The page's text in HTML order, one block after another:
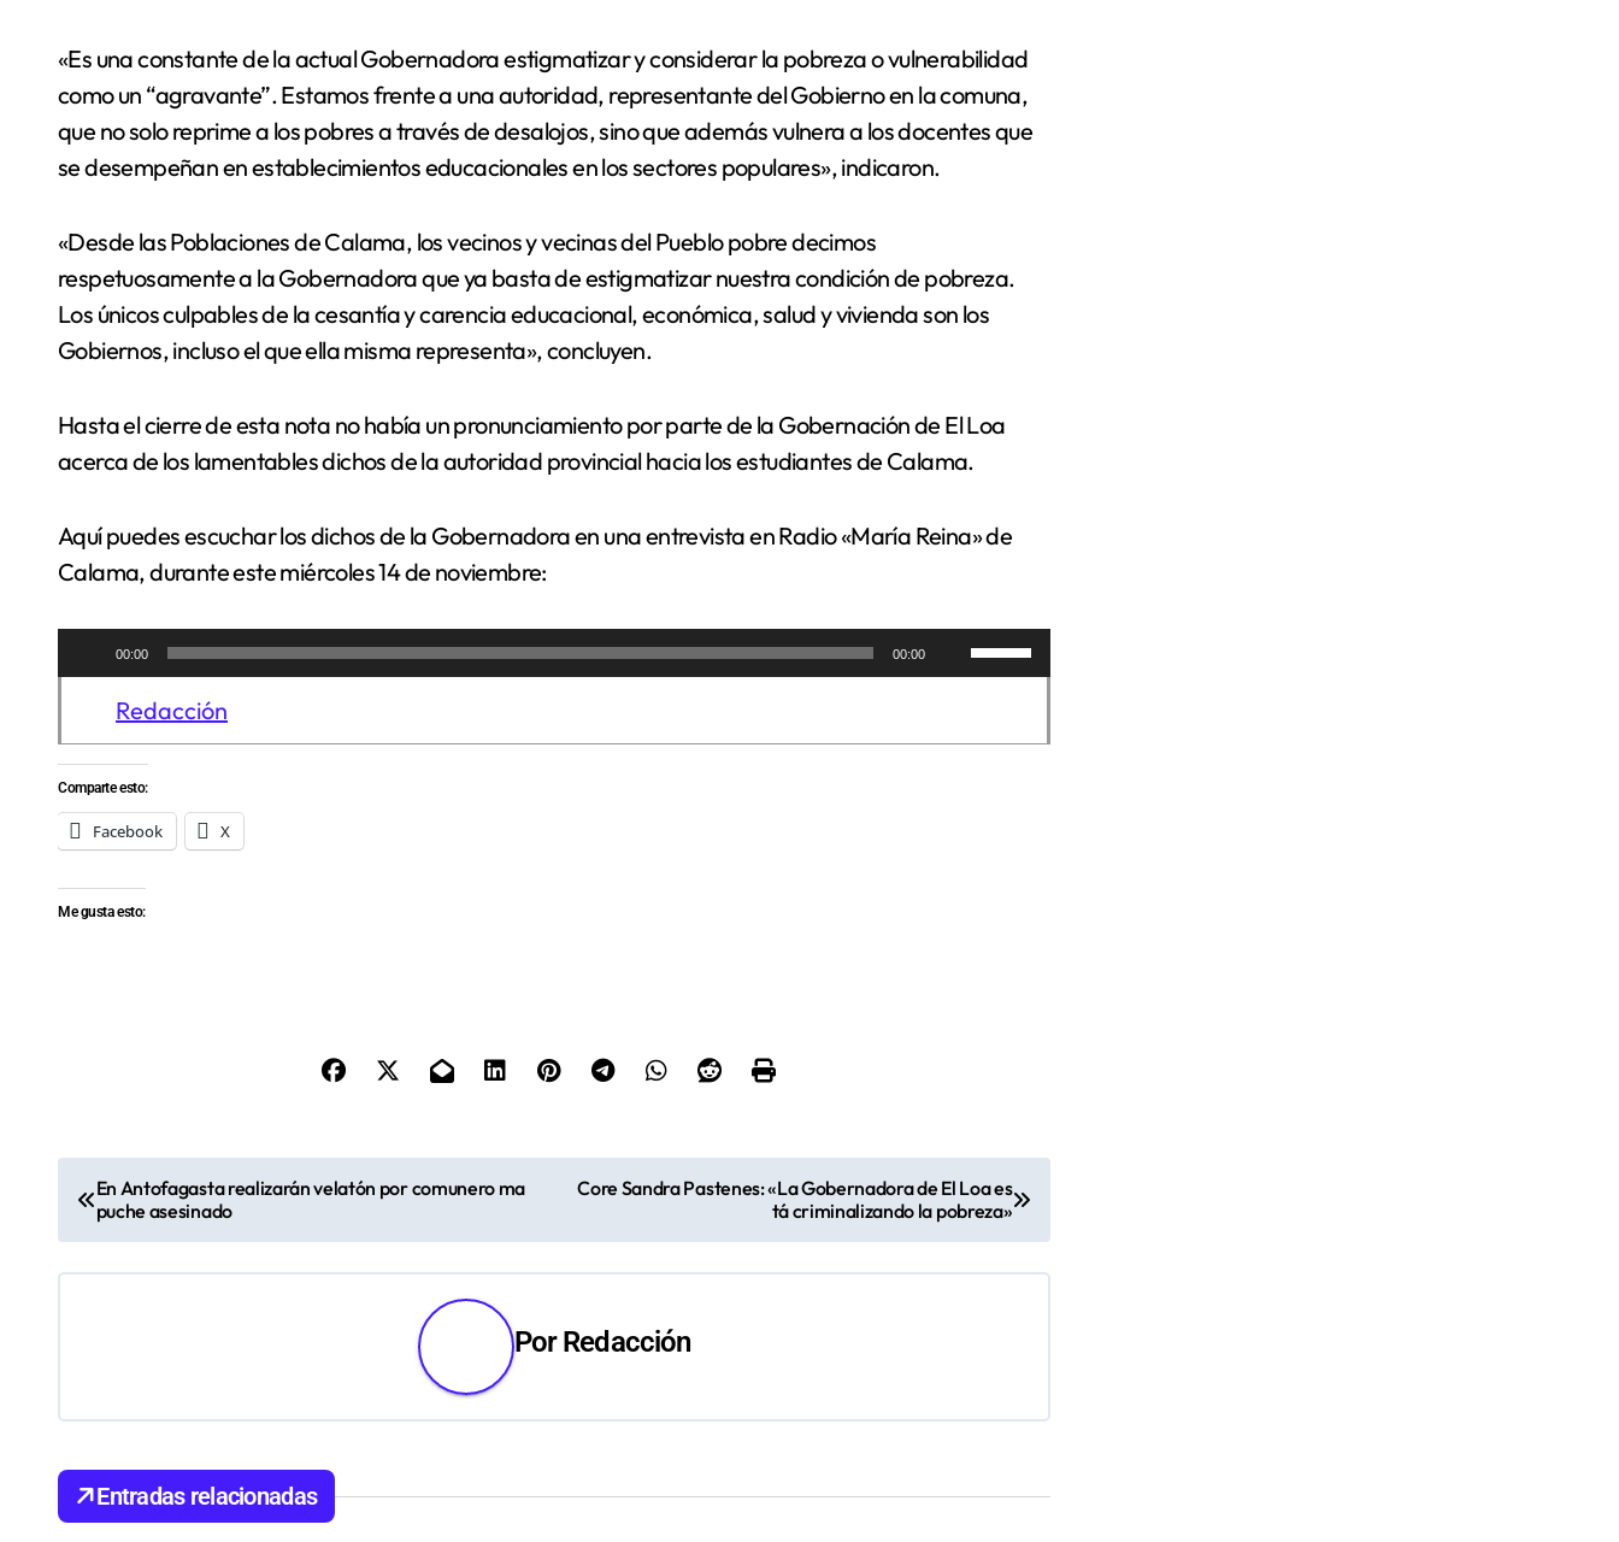
«Es una constante de la actual Gobernadora estigmatizar y considerar la pobreza o vulnerabilidad
como un “agravante”. Estamos frente a una autoridad, representante del Gobierno en la comuna,
que no solo reprime a los pobres a través de desalojos, sino que además vulnera a los docentes que
se desempeñan en establecimientos educacionales en los sectores populares», indicaron.
«Desde las Poblaciones de Calama, los vecinos y vecinas del Pueblo pobre decimos
respetuosamente a la Gobernadora que ya basta de estigmatizar nuestra condición de pobreza.
Los únicos culpables de la cesantía y carencia educacional, económica, salud y vivienda son los
Gobiernos, incluso el que ella misma representa», concluyen.
Hasta el cierre de esta nota no había un pronunciamiento por parte de la Gobernación de El Loa
acerca de los lamentables dichos de la autoridad provincial hacia los estudiantes de Calama.
Aquí puedes escuchar los dichos de la Gobernadora en una entrevista en Radio «María Reina» de
Calama, durante este miércoles 14 de noviembre:
Reproductor
de
00:00 00:00
Utiliza
las
Redacción
Comparte esto:
Facebook X
Me gusta esto:
a
v
a
c
i
En Antofagasta realizarán velatón por comunero ma
puche asesinado
Core Sandra Pastenes: «La Gobernadora de El Loa es
tá criminalizando la pobreza»
PorRedacción
Entradas relacionadas